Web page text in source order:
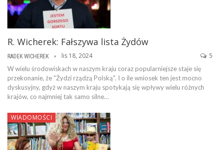
R. Wicherek: Fałszywa lista Żydów
RADEK WICHEREK lis 18, 2024 5
W wielu środowiskach w naszym kraju coraz popularniejsze staje się
przekonanie, że "Żydzi rządzą Polską". I o ile wniosek ten jest mocno
dyskusyjny, gdyż w naszym kraju spotykają się wpływy wielu różnych
krajów, co najmniej tak samo silne…
WIADOMOŚCI